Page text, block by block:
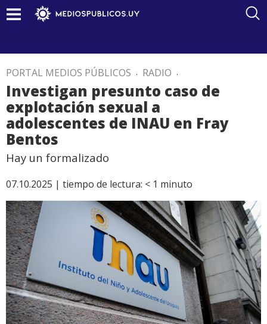
PORTAL MEDIOS PÚBLICOS . RADIO .
Investigan presunto caso de
explotación sexual a
adolescentes de INAU en Fray
Bentos
Hay un formalizado
07.10.2025 | tiempo de lectura: < 1 minuto